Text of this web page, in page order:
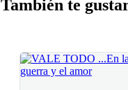
También te